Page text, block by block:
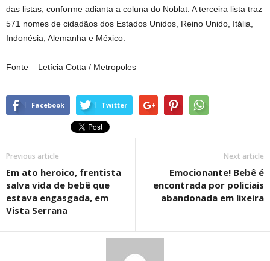
das listas, conforme adianta a coluna do Noblat. A terceira lista traz
571 nomes de cidadãos dos Estados Unidos, Reino Unido, Itália,
Indonésia, Alemanha e México.
Fonte – Letícia Cotta / Metropoles
Facebook Twitter
Previous article
Em ato heroico, frentista
salva vida de bebê que
estava engasgada, em
Vista Serrana
Next article
Emocionante! Bebê é
encontrada por policiais
abandonada em lixeira